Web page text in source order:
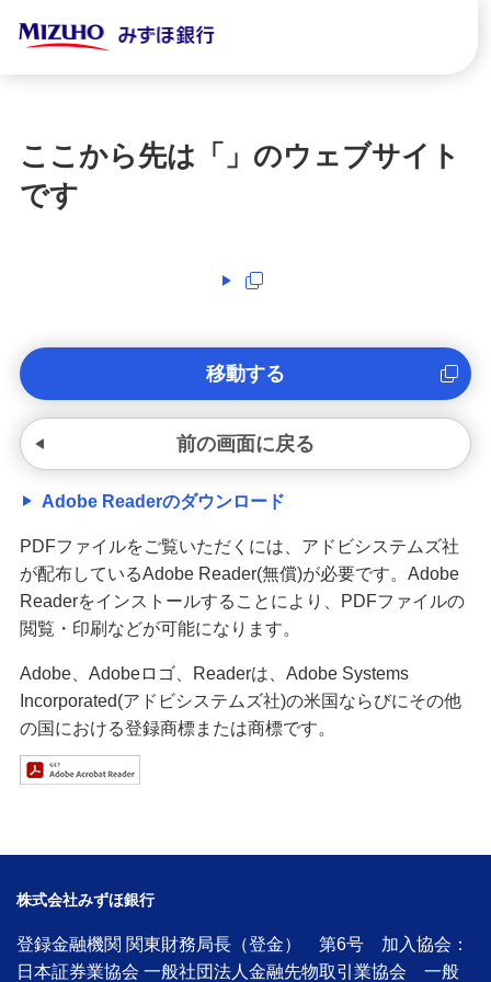
ここから先は「 」のウェブサイト
です
移動する
前の画面に戻る
Adobe Readerのダウンロード
PDFファイルをご覧いただくには、アドビシステムズ社
が配布しているAdobe Reader(無償)が必要です。Adobe
Readerをインストールすることにより、PDFファイルの
閲覧・印刷などが可能になります。
Adobe、Adobeロゴ、Readerは、Adobe Systems
Incorporated(アドビシステムズ社)の米国ならびにその他
の国における登録商標または商標です。
株式会社みずほ銀行
登録金融機関 関東財務局長（登金） 第6号 加入協会：
日本証券業協会 一般社団法人金融先物取引業協会 一般